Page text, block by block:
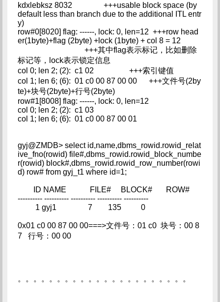
kdxlebksz 8032 +++usable block space (by
default less than branch due to the additional ITL entr
y)
row#0[8020] flag: ------, lock: 0, len=12 +++row head
er(1byte)+flag (2byte) +lock (1byte) + col 8 = 12
+++其中flag表示标记，比如删除
标记等，lock表示锁定信息
col 0; len 2; (2): c1 02 +++索引键值
col 1; len 6; (6): 01 c0 00 87 00 00 +++文件号(2by
te)+块号(2byte)+行号(2byte)
row#1[8008] flag: ------, lock: 0, len=12
col 0; len 2; (2): c1 03
col 1; len 6; (6): 01 c0 00 87 00 01
gyj@ZMDB> select id,name,dbms_rowid.rowid_relat
ive_fno(rowid) file#,dbms_rowid.rowid_block_numbe
r(rowid) block#,dbms_rowid.rowid_row_number(rowi
d) row# from gyj_t1 where id=1;
ID NAME FILE# BLOCK# ROW#
---------- ---------- ---------- ---------- ----------
1 gyj1 7 135 0
0x01 c0 00 87 00 00===>文件号：01 c0 块号：00 8
7 行号：00 00
。。。。。。。。。。。。。。。。。。。。。。